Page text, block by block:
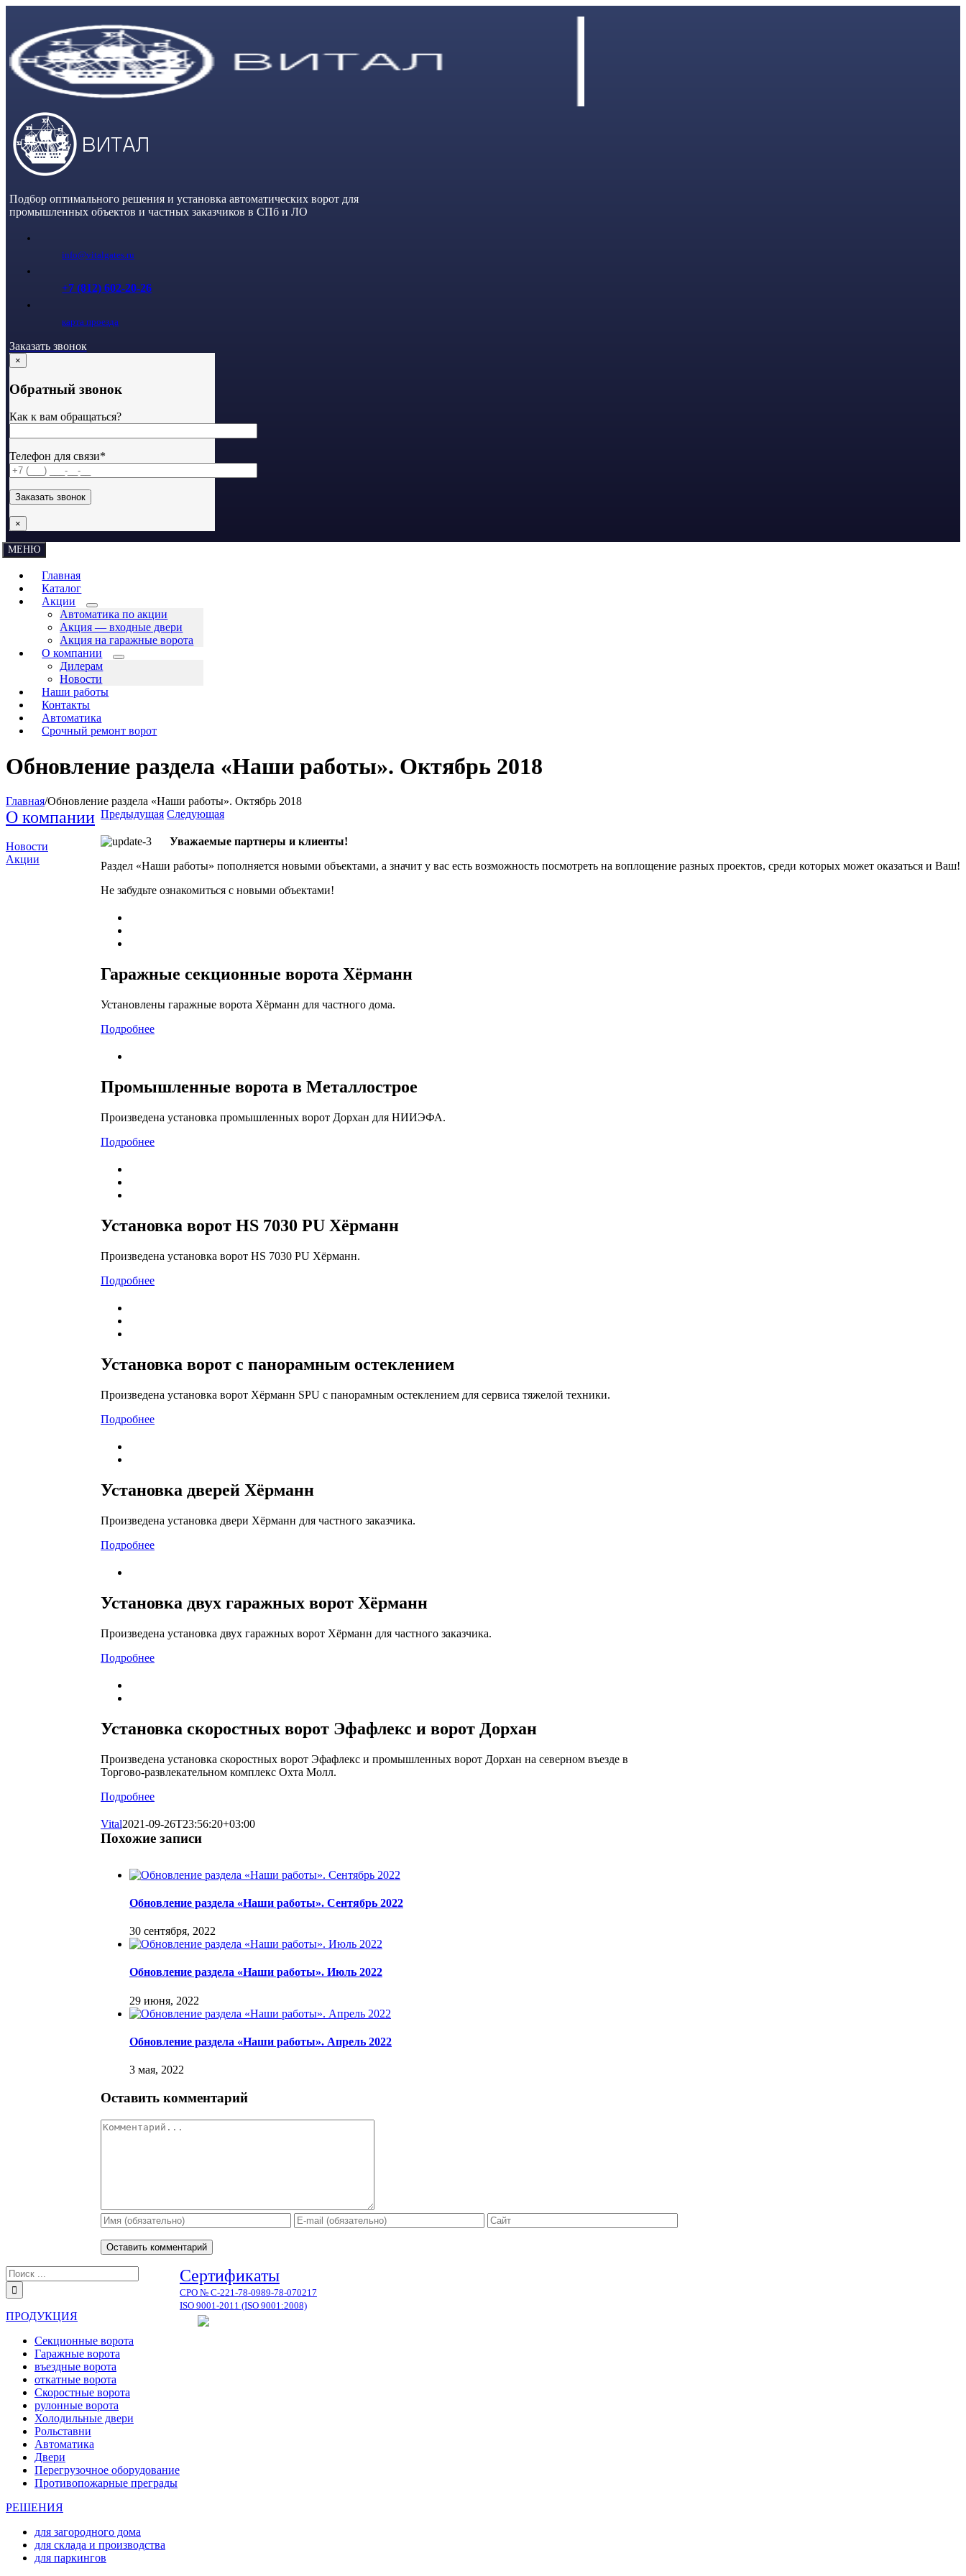
content
Подбор оптимального решения и установка автоматических ворот для
промышленных объектов и частных заказчиков в СПб и ЛО
info@vitalgates.ru
+7 (812) 602-20-26
карта проезда
Заказать звонок
×
Обратный звонок
Как к вам обращаться?
Телефон для связи*
×
МЕНЮ
Главная
Каталог
Акции
Автоматика по акции
Акция — входные двери
Акция на гаражные ворота
О компании
Дилерам
Новости
Наши работы
Контакты
Автоматика
Срочный ремонт ворот
Обновление раздела «Наши работы». Октябрь 2018
Главная/Обновление раздела «Наши работы». Октябрь 2018
Предыдущая Следующая
Уважаемые партнеры и клиенты!
Раздел «Наши работы» пополняется новыми объектами, а значит у вас есть возможность посмотреть на воплощение разных проектов, среди которых может оказаться и Ваш!
Не забудьте ознакомиться с новыми объектами!
Гаражные секционные ворота Хёрманн
Установлены гаражные ворота Хёрманн для частного дома.
Подробнее
Промышленные ворота в Металлострое
Произведена установка промышленных ворот Дорхан для НИИЭФА.
Подробнее
Установка ворот HS 7030 PU Хёрманн
Произведена установка ворот HS 7030 PU Хёрманн.
Подробнее
Установка ворот с панорамным остеклением
Произведена установка ворот Хёрманн SPU с панорамным остеклением для сервиса тяжелой техники.
Подробнее
Установка дверей Хёрманн
Произведена установка двери Хёрманн для частного заказчика.
Подробнее
Установка двух гаражных ворот Хёрманн
Произведена установка двух гаражных ворот Хёрманн для частного заказчика.
Подробнее
Установка скоростных ворот Эфафлекс и ворот Дорхан
Произведена установка скоростных ворот Эфафлекс и промышленных ворот Дорхан на северном въезде в
Торгово-развлекательном комплекс Охта Молл.
Подробнее
Vital2021-09-26T23:56:20+03:00
Похожие записи
Обновление раздела «Наши работы». Сентябрь 2022
30 сентября, 2022
Обновление раздела «Наши работы». Июль 2022
29 июня, 2022
Обновление раздела «Наши работы». Апрель 2022
3 мая, 2022
Оставить комментарий
Комментарий
Результат
поиска:
ПРОДУКЦИЯ
Секционные ворота
Гаражные ворота
въездные ворота
откатные ворота
Скоростные ворота
рулонные ворота
Холодильные двери
Рольставни
Автоматика
Двери
Перегрузочное оборудование
Противопожарные преграды
РЕШЕНИЯ
для загородного дома
для склада и производства
для паркингов
О компании
Новости
Акции
Сертификаты
СРО № С-221-78-0989-78-070217
ISO 9001-2011 (ISO 9001:2008)